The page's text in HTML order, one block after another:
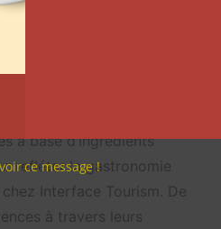
invité sur place, pour
de montrer toute la
« Avec les créateurs de
il ne s’agit pas d’un
la destination, nous
à base d’ingrédients
refléter la gastronomie
Interface Tourism. De
à travers leurs
ce message !